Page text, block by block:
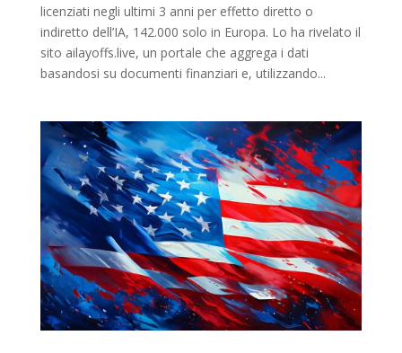
licenziati negli ultimi 3 anni per effetto diretto o
indiretto dell’IA, 142.000 solo in Europa. Lo ha rivelato il
sito ailayoffs.live, un portale che aggrega i dati
basandosi su documenti finanziari e, utilizzando...